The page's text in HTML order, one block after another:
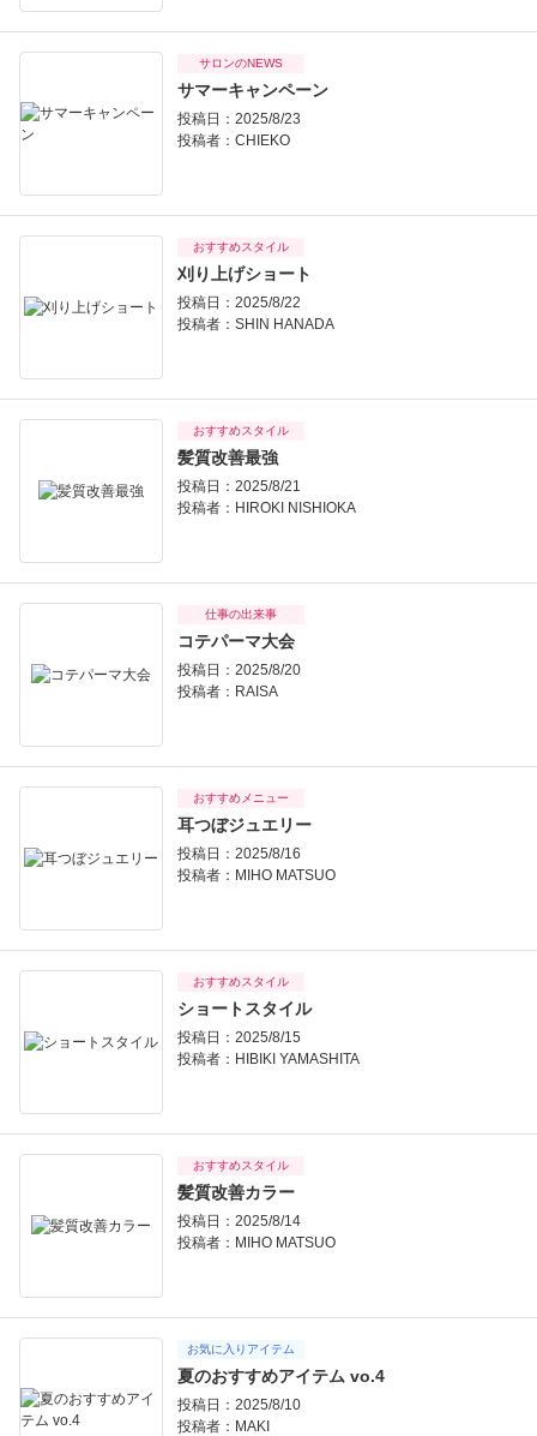
サロンのNEWS
サマーキャンペーン
投稿日：2025/8/23
投稿者： CHIEKO
おすすめスタイル
刈り上げショート
投稿日：2025/8/22
投稿者： SHIN HANADA
おすすめスタイル
髪質改善最強
投稿日：2025/8/21
投稿者： HIROKI NISHIOKA
仕事の出来事
コテパーマ大会
投稿日：2025/8/20
投稿者： RAISA
おすすめメニュー
耳つぼジュエリー
投稿日：2025/8/16
投稿者： MIHO MATSUO
おすすめスタイル
ショートスタイル
投稿日：2025/8/15
投稿者： HIBIKI YAMASHITA
おすすめスタイル
髪質改善カラー
投稿日：2025/8/14
投稿者： MIHO MATSUO
お気に入りアイテム
夏のおすすめアイテム vo.4
投稿日：2025/8/10
投稿者： MAKI